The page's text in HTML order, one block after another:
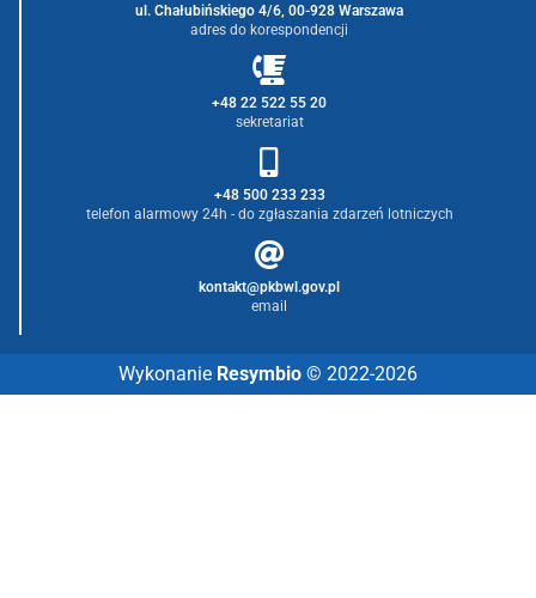
ul. Chałubińskiego 4/6, 00-928 Warszawa
adres do korespondencji
+48 22 522 55 20
sekretariat
+48 500 233 233
telefon alarmowy 24h - do zgłaszania zdarzeń lotniczych
kontakt@pkbwl.gov.pl
email
Wykonanie Resymbio © 2022-2026